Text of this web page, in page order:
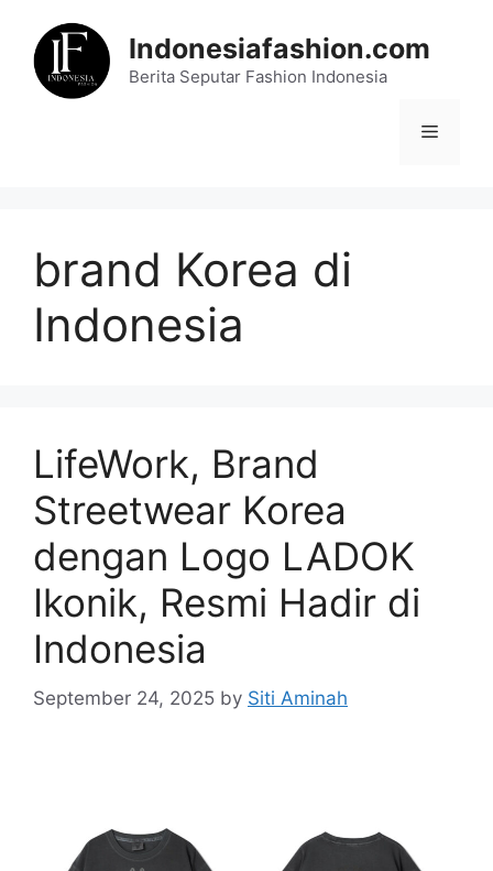
content
Indonesiafashion.com
Berita Seputar Fashion Indonesia
Menu
brand Korea di
Indonesia
LifeWork, Brand
Streetwear Korea
dengan Logo LADOK
Ikonik, Resmi Hadir di
Indonesia
September 24, 2025 by Siti Aminah